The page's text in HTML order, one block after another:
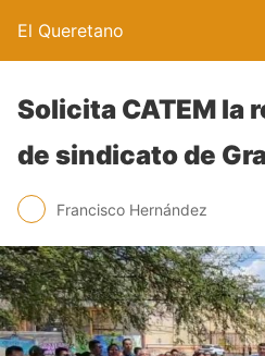
El Queretano
Solicita CATEM la
de sindicato de
Francisco Hernández